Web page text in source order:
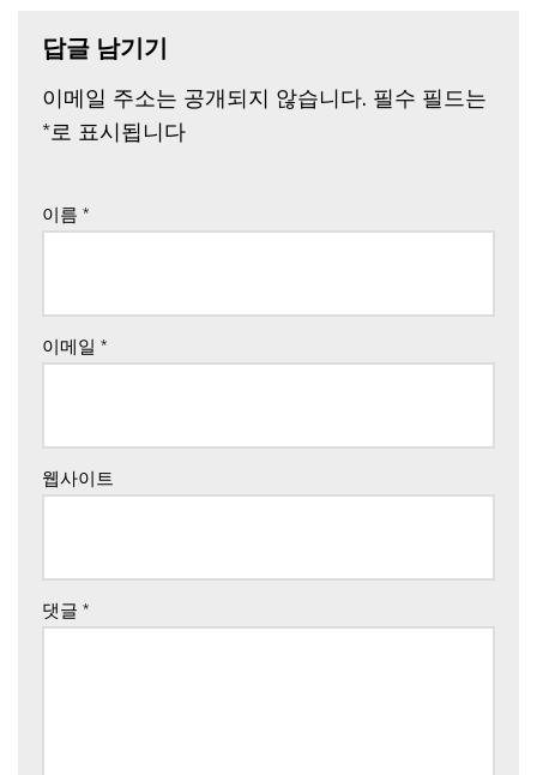
답글 남기기
이메일 주소는 공개되지 않습니다. 필수 필드는
*로 표시됩니다
이름 *
이메일 *
웹사이트
댓글 *